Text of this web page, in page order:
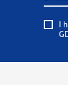
I